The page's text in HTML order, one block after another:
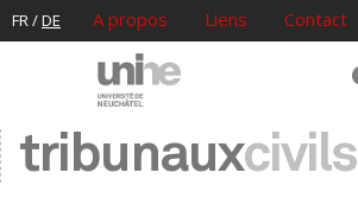
FR/DE A propos Liens Contact
tribunauxcivils